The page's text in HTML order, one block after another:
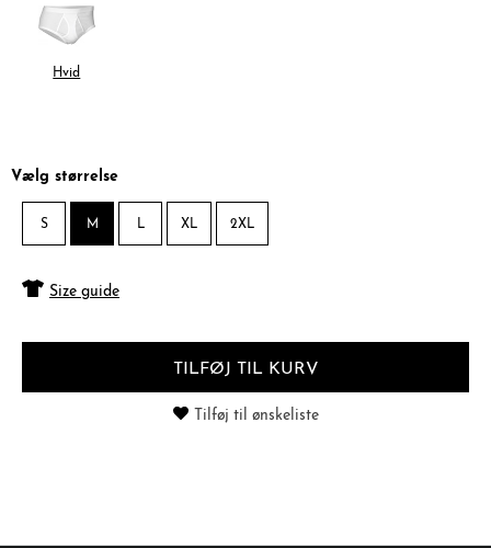
Hvid
Vælg størrelse
S M L XL 2XL
Size guide
TILFØJ TIL KURV
Tilføj til ønskeliste